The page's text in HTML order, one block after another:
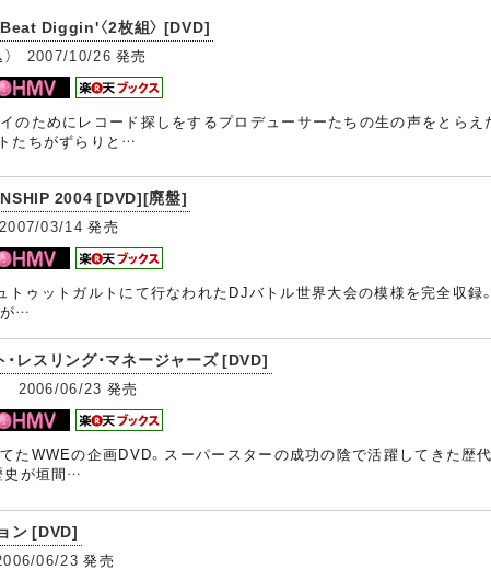
Diggin'〈2枚組〉 [DVD]
2007/10/26 発売
のためにレコード探しをするプロデューサーたちの生の声をとら
たちがずらりと…
2004 [DVD][廃盤]
2007/03/14 発売
トゥットガルトにて行なわれたDJバトル世界大会の模様を完全収
が…
レスリング・マネージャーズ [DVD]
2006/06/23 発売
たWWEの企画DVD。スーパースターの成功の陰で活躍してきた
史が垣間…
ン [DVD]
06/23 発売